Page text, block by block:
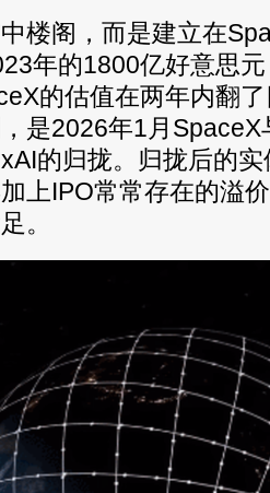
楼阁，而是建立在
年的1800亿好意思
的估值在两年内翻
是2026年1月
的归拢。归拢后的
上IPO常常存在的溢
。